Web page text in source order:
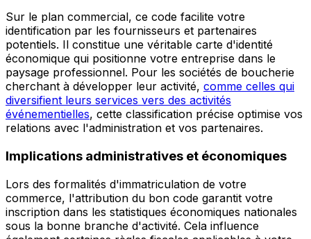
Sur le plan commercial, ce code facilite votre
identification par les fournisseurs et partenaires
potentiels. Il constitue une véritable carte d'identité
économique qui positionne votre entreprise dans le
paysage professionnel. Pour les sociétés de boucherie
cherchant à développer leur activité, comme celles qui
diversifient leurs services vers des activités
événementielles, cette classification précise optimise vos
relations avec l'administration et vos partenaires.
Implications administratives et économiques
Lors des formalités d'immatriculation de votre
commerce, l'attribution du bon code garantit votre
inscription dans les statistiques économiques nationales
sous la bonne branche d'activité. Cela influence